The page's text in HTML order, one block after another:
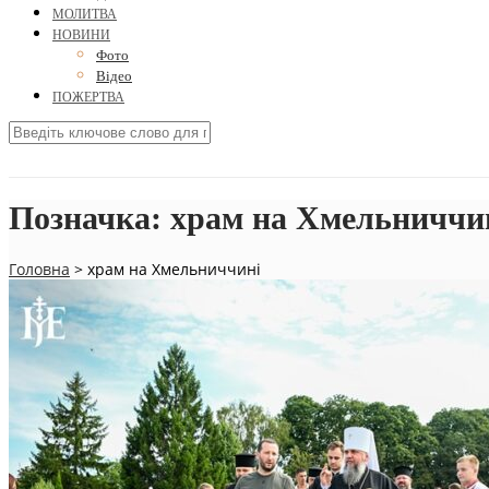
МОЛИТВА
НОВИНИ
Фото
Відео
ПОЖЕРТВА
Позначка: храм на
Головна > храм на Хмельниччині